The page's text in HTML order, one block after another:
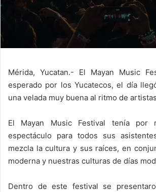
Mérida, Yucatan.- El Mayan Music
esperado por los Yucatecos, el día
una velada muy buena al ritmo de
El Mayan Music Festival tenía por
espectáculo para todos sus
mezcla la cultura y sus raíces, en
moderna y nuestras culturas de días
Dentro de este festival se